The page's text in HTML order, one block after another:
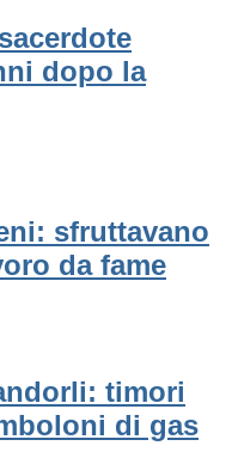
dopo la
sfruttavano
da fame
timori
di gas